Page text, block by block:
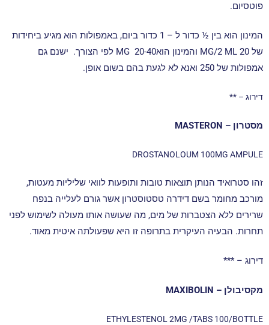
פוטסיום.
המינון הוא בין ½ כדור ל – 1 כדור ביום, באמפולות הוא מגיע ביחידות
של MG/2 ML 20 והמינון הואMG 20-40 לפי הצורך.
ישנם גם
אמפולות של 250 ואנא לא לגעת בהם בשום אופן.
דירוג – **
מסטרון – MASTERON
DROSTANOLOUM 100MG AMPULE
זהו סטרואיד הנותן תוצאות טובות ותופעות לוואי שליליות מעטות,
מורכב מחומר בשם דידרה טסטוסטרון אשר גורם לעלייה בנפח
שרירים ללא הצטברות של מים, מה שעושה אותו מעולה לשימוש לפני
תחרות. הבעיה העיקרית בתרופה זו היא שפעולתה איטית מאוד.
דירוג – ***
מקסיבולן – MAXIBOLIN
ETHYLESTENOL 2MG /TABS 100/BOTTLE